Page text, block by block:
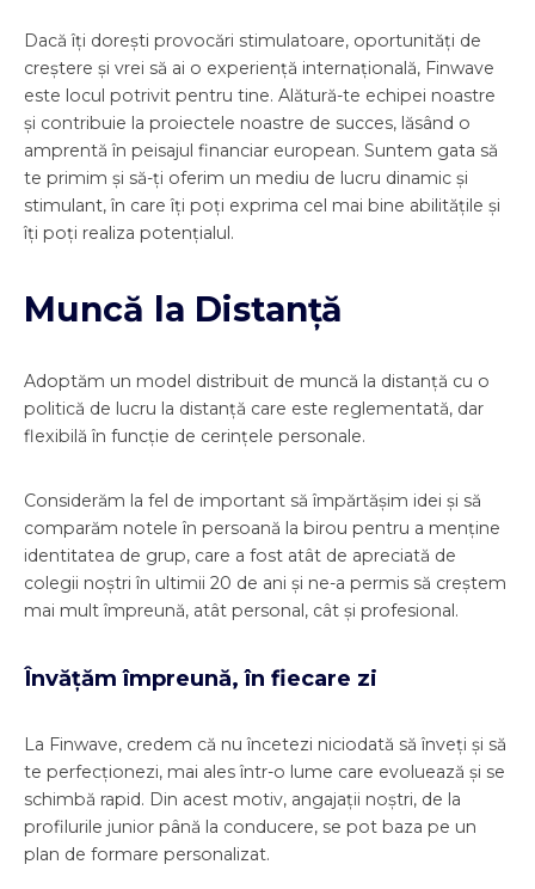
Dacă îți dorești provocări stimulatoare, oportunități de
creștere și vrei să ai o experiență internațională, Finwave
este locul potrivit pentru tine. Alătură-te echipei noastre
și contribuie la proiectele noastre de succes, lăsând o
amprentă în peisajul financiar european. Suntem gata să
te primim și să-ți oferim un mediu de lucru dinamic și
stimulant, în care îți poți exprima cel mai bine abilitățile și
îți poți realiza potențialul.
Muncă la Distanță
Adoptăm un model distribuit de muncă la distanță cu o
politică de lucru la distanță care este reglementată, dar
flexibilă în funcție de cerințele personale.
Considerăm la fel de important să împărtășim idei și să
comparăm notele în persoană la birou pentru a menține
identitatea de grup, care a fost atât de apreciată de
colegii noștri în ultimii 20 de ani și ne-a permis să creștem
mai mult împreună, atât personal, cât și profesional.
Învățăm împreună, în fiecare zi
La Finwave, credem că nu încetezi niciodată să înveți și să
te perfecționezi, mai ales într-o lume care evoluează și se
schimbă rapid. Din acest motiv, angajații noștri, de la
profilurile junior până la conducere, se pot baza pe un
plan de formare personalizat.